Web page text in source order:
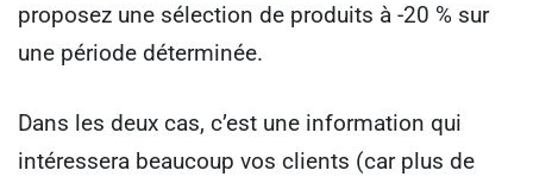
proposez une sélection de produits à -20 % sur
une période déterminée.
Dans les deux cas, c’est une information qui
intéressera beaucoup vos clients (car plus de